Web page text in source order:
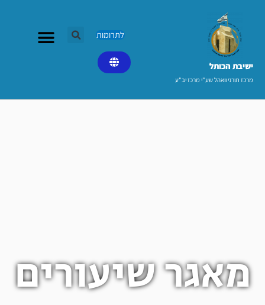
ישיבת הכותל​
מרכז תורני וואהל שע"י מרכז יב"ע
לתרומות
מאגר שיעורים